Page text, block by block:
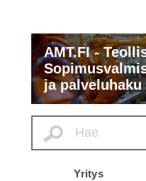
AMT.FI -
ja palveluhaku
Yritys